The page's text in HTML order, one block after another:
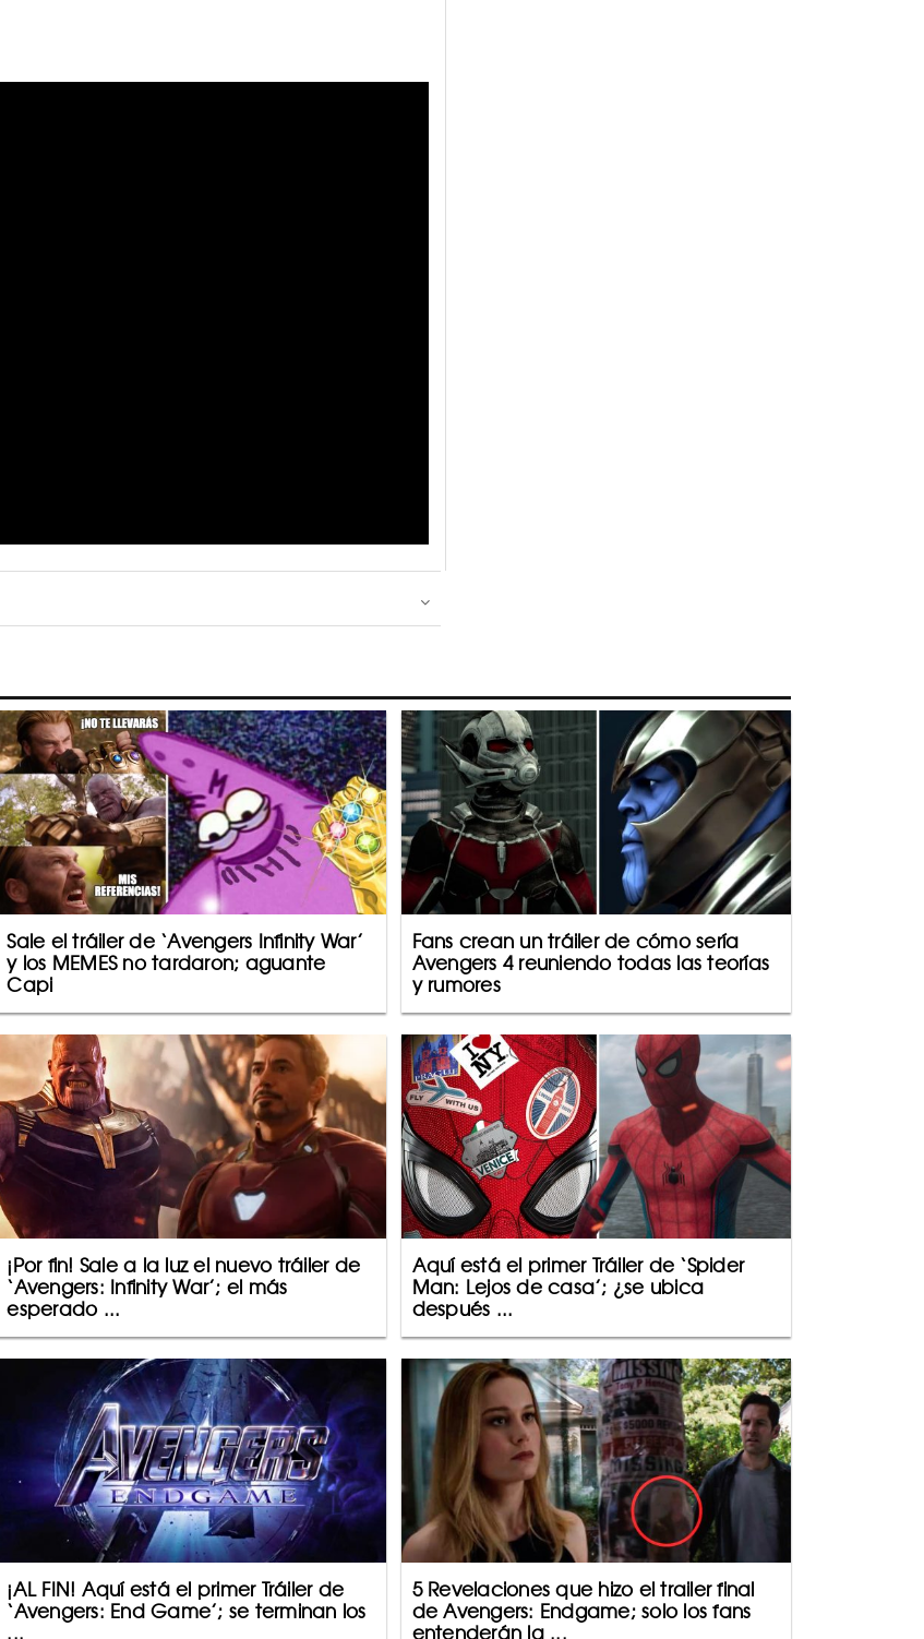
Sale el tráiler de ‘Avengers Infinity War’
y los MEMES no tardaron; aguante
Capi
Fans crean un tráiler de cómo sería
Avengers 4 reuniendo todas las teorías
y rumores
¡Por fin! Sale a la luz el nuevo tráiler de
‘Avengers: Infinity War’; el más
esperado ...
Aquí está el primer Tráiler de ‘Spider
Man: Lejos de casa’; ¿se ubica
después ...
¡AL FIN! Aquí está el primer Tráiler de
‘Avengers: End Game’; se terminan los
...
5 Revelaciones que hizo el trailer final
de Avengers: Endgame; solo los fans
entenderán la ...